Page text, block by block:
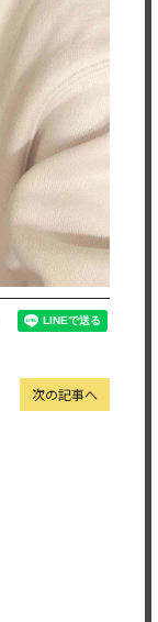
次の記事へ